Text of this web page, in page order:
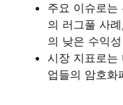
주요 이슈로는
의 러그풀 사
의 낮은 수익
시장 지표로는
업들의 암호화